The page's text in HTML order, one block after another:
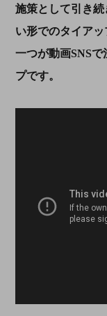
施策として引き続
い形でのタイア
一つが動画SNSで
プです。